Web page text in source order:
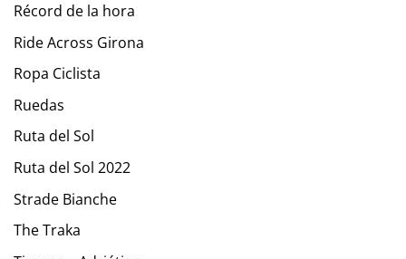
Récord de la hora
Ride Across Girona
Ropa Ciclista
Ruedas
Ruta del Sol
Ruta del Sol 2022
Strade Bianche
The Traka